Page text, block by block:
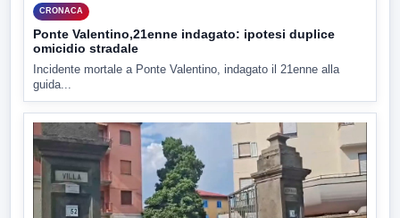
CRONACA
Ponte Valentino,21enne indagato: ipotesi duplice
omicidio stradale
Incidente mortale a Ponte Valentino, indagato il 21enne alla
guida...